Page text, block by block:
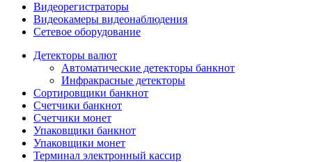
Видеорегистраторы
Видеокамеры видеонаблюдения
Сетевое оборудование
Детекторы валют
Автоматические детекторы банкнот
Инфракрасные детекторы
Сортировщики банкнот
Счетчики банкнот
Счетчики монет
Упаковщики банкнот
Упаковщики монет
Терминал электронный кассир